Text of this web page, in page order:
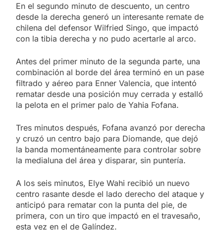
En el segundo minuto de descuento, un centro
desde la derecha generó un interesante remate de
chilena del defensor Wilfried Singo, que impactó
con la tibia derecha y no pudo acertarle al arco.
Antes del primer minuto de la segunda parte, una
combinación al borde del área terminó en un pase
filtrado y aéreo para Enner Valencia, que intentó
rematar desde una posición muy cerrada y estalló
la pelota en el primer palo de Yahia Fofana.
Tres minutos después, Fofana avanzó por derecha
y cruzó un centro bajo para Diomande, que dejó
la banda momentáneamente para controlar sobre
la medialuna del área y disparar, sin puntería.
A los seis minutos, Elye Wahi recibió un nuevo
centro rasante desde el lado derecho del ataque y
anticipó para rematar con la punta del pie, de
primera, con un tiro que impactó en el travesaño,
esta vez en el de Galíndez.